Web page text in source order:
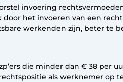
invoering
het invoeren van een
werkenden zijn, beter te
die minder dan € 38 per
als werknemer